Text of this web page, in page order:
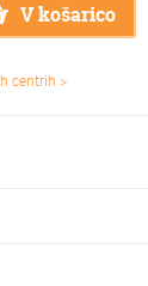
V košarico
centrih >